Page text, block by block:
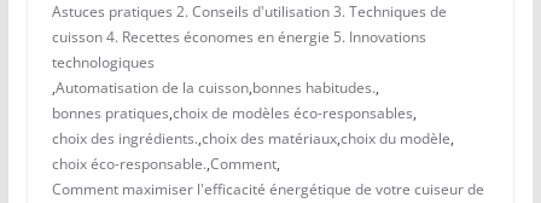
Astuces pratiques 2. Conseils d'utilisation 3. Techniques de
cuisson 4. Recettes économes en énergie 5. Innovations
technologiques
,Automatisation de la cuisson,bonnes habitudes.,
bonnes pratiques,choix de modèles éco-responsables,
choix des ingrédients.,choix des matériaux,choix du modèle,
choix éco-responsable.,Comment,
Comment maximiser l'efficacité énergétique de votre cuiseur de